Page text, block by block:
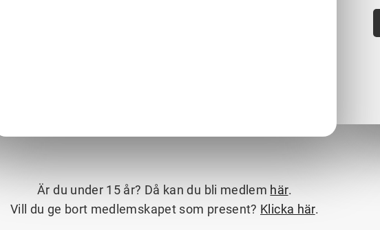
Är du under 15 år? Då kan du bli medlem här.
Vill du ge bort medlemskapet som present? Klicka här.